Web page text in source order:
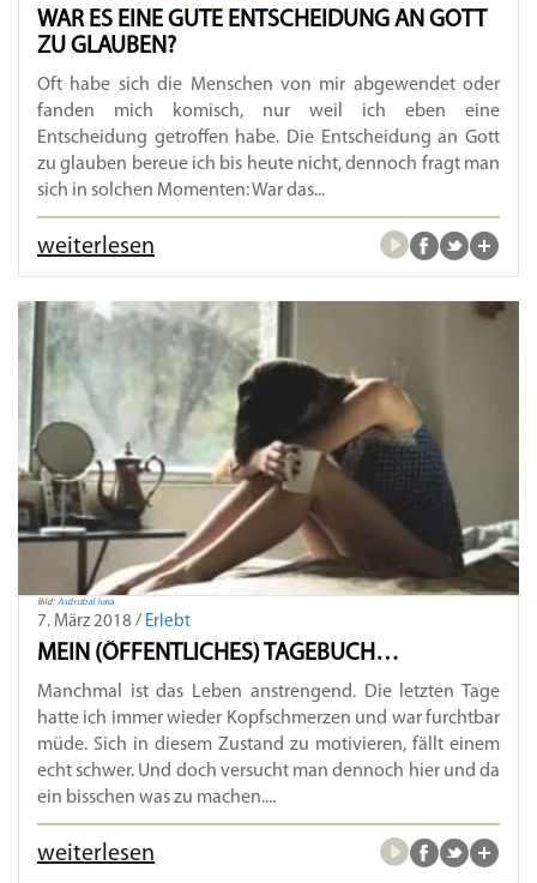
WAR ES EINE GUTE ENTSCHEIDUNG AN GOTT
ZU GLAUBEN?
Oft habe sich die Menschen von mir abgewendet oder
fanden mich komisch, nur weil ich eben eine
Entscheidung getroffen habe. Die Entscheidung an Gott
zu glauben bereue ich bis heute nicht, dennoch fragt man
sich in solchen Momenten: War das...
weiterlesen
Bild: Asdrubal luna
7. März 2018 / Erlebt
MEIN (ÖFFENTLICHES) TAGEBUCH…
Manchmal ist das Leben anstrengend. Die letzten Tage
hatte ich immer wieder Kopfschmerzen und war furchtbar
müde. Sich in diesem Zustand zu motivieren, fällt einem
echt schwer. Und doch versucht man dennoch hier und da
ein bisschen was zu machen....
weiterlesen